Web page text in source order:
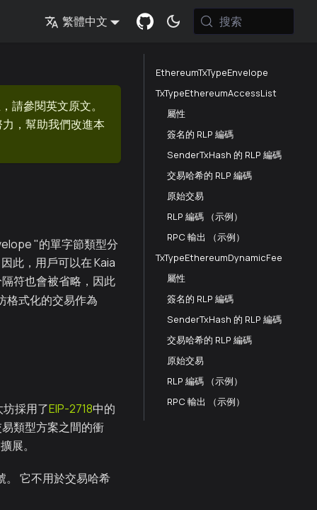
繁體中文 搜索
請參閱英文原文。
，幫助我們改進本
"的單字節類型分
此，用戶可以在 Kaia
符也會被省略，因此
格式化的交易作為
採用了EIP-2718中的
類型方案之間的衝
展。
它不用於交易哈希
EthereumTxTypeEnvelope
TxTypeEthereumAccessList
屬性
簽名的 RLP 編碼
SenderTxHash 的 RLP 編碼
交易哈希的 RLP 編碼
原始交易
RLP 編碼 （示例）
RPC 輸出 （示例）
TxTypeEthereumDynamicFee
屬性
簽名的 RLP 編碼
SenderTxHash 的 RLP 編碼
交易哈希的 RLP 編碼
原始交易
RLP 編碼 （示例）
RPC 輸出 （示例）